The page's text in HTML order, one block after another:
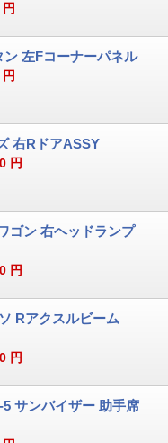
円
左Fコーナーパネル
円
右RドアASSY
円
ゴン 右ヘッドランプ
円
Rアクスルビーム
円
サンバイザー 助手席